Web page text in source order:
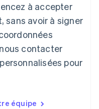
à accepter
sans avoir à signer
contacter
pour
équipe